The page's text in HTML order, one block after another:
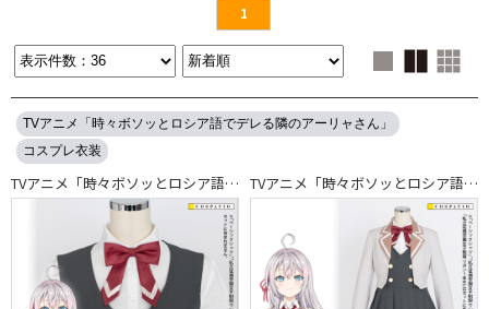
1
TVアニメ「時々ボソッとロシア語でデレる隣のアーリャさん」
コスプレ衣装
TVアニメ「時々ボソッとロシア語でデレる隣のアーリャさん」 TVアニメ「時々ボソッとロシア語でデレる隣のアーリャさん」